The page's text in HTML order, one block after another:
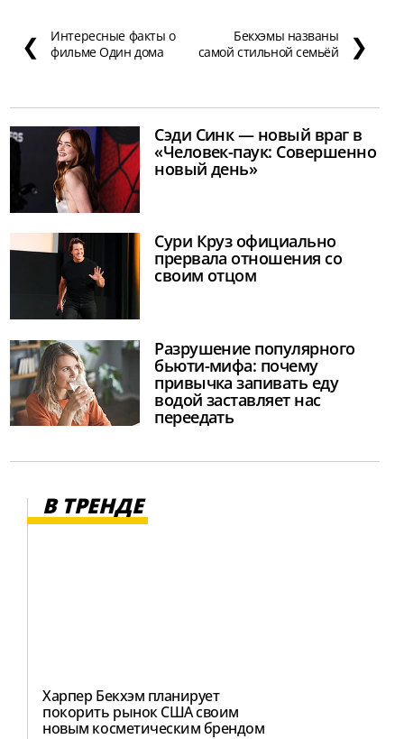
❮
Интересные факты о
фильме Один дома
Бекхэмы названы
самой стильной семьёй
❯
Сэди Синк — новый враг в
«Человек-паук: Совершенно
новый день»
Сури Круз официально
прервала отношения со
своим отцом
Разрушение популярного
бьюти-мифа: почему
привычка запивать еду
водой заставляет нас
переедать
В ТРЕНДЕ
Харпер Бекхэм планирует
покорить рынок США своим
новым косметическим брендом